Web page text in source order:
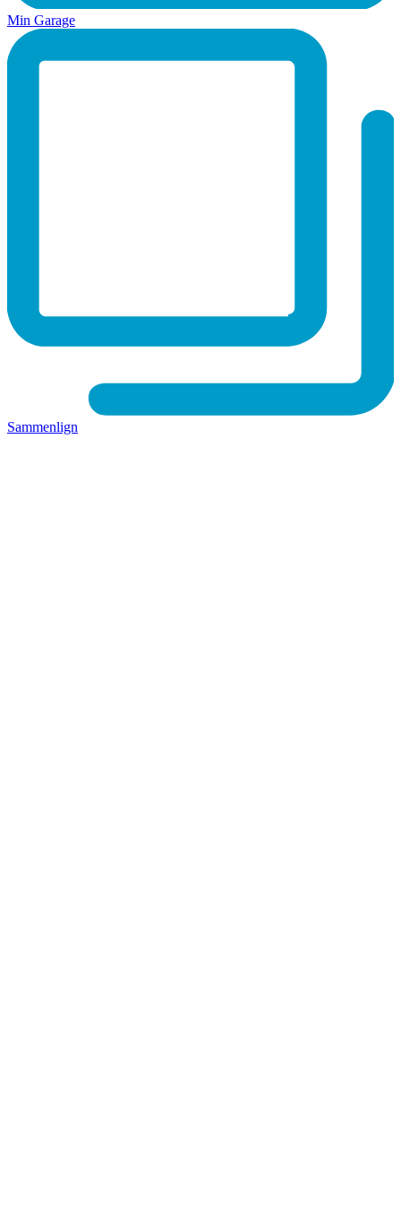
Min Garage
Sammenlign